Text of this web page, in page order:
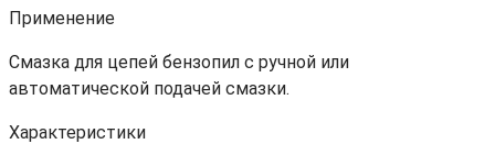
Применение
Смазка для цепей бензопил с ручной или
автоматической подачей смазки.
Характеристики